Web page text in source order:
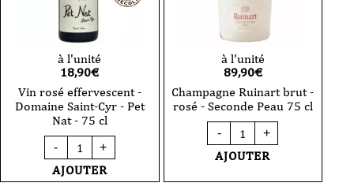
75cl
à l'unité
18,90€
Vin rosé effervescent -
Domaine Saint-Cyr - Pet
Nat - 75 cl
-
quantité
de
Vin
rosé
+
AJOUTER
à l'unité
89,90€
Champagne Ruinart brut -
rosé - Seconde Peau 75 cl
-
quantité
de
Champagne
Ruinart
+
AJOUTER